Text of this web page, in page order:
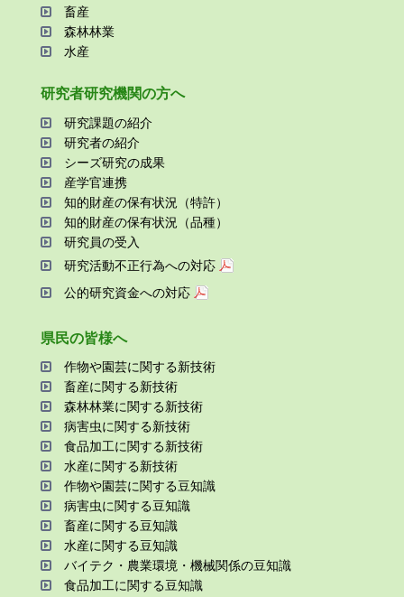
畜産
森林林業
⽔産
研究者研究機関の⽅へ
研究課題の紹介
研究者の紹介
シーズ研究の成果
産学官連携
知的財産の保有状況（特許）
知的財産の保有状況（品種）
研究員の受⼊
研究活動不正⾏為への対応
公的研究資金への対応
県⺠の皆様へ
作物や園芸に関する新技術
畜産に関する新技術
森林林業に関する新技術
病害⾍に関する新技術
⾷品加⼯に関する新技術
⽔産に関する新技術
作物や園芸に関する⾖知識
病害⾍に関する⾖知識
畜産に関する⾖知識
⽔産に関する⾖知識
バイテク・農業環境・機械関係の⾖知識
⾷品加⼯に関する⾖知識